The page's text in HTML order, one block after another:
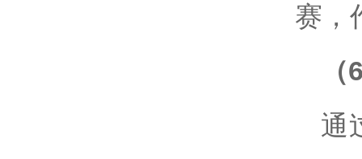
赛，
（
通